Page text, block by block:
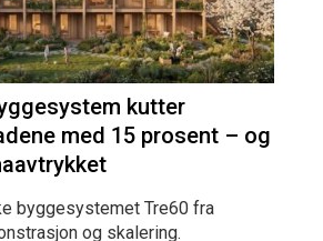
kutter
med 15 prosent – og
byggesystemet Tre60 fra
og skalering.